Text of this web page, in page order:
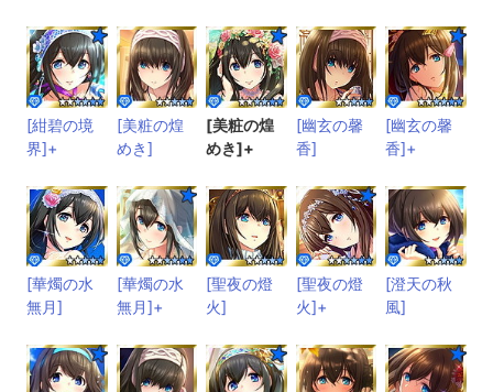
[紺碧の境
界]+
[美粧の煌
めき]
[美粧の煌
めき]+
[幽玄の馨
香]
[幽玄の馨
香]+
[華燭の水
無月]
[華燭の水
無月]+
[聖夜の燈
火]
[聖夜の燈
火]+
[澄天の秋
風]